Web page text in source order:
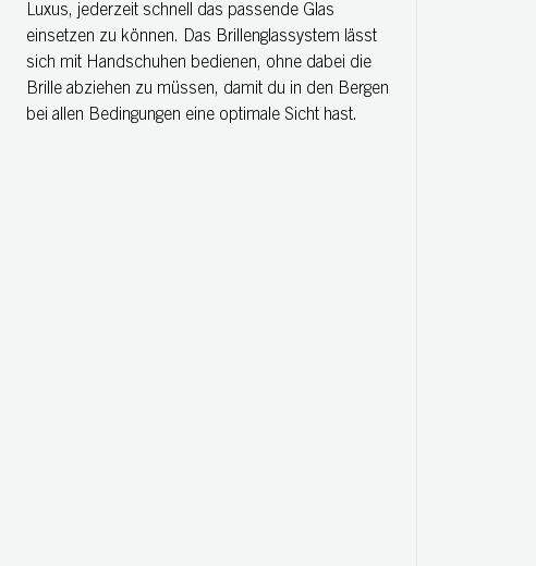
Luxus, jederzeit schnell das passende Glas
einsetzen zu können. Das Brillenglassystem lässt
sich mit Handschuhen bedienen, ohne dabei die
Brille abziehen zu müssen, damit du in den Bergen
bei allen Bedingungen eine optimale Sicht hast.